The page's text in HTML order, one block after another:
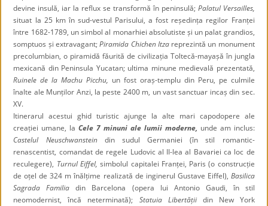
devine insulă, iar la reflux se transformă în peninsulă; Palatul Versailles,
situat la 25 km în sud-vestul Parisului, a fost reședința regilor Franței
între 1682-1789, un simbol al monarhiei absolutiste și un palat grandios,
somptuos și extravagant;Piramida Chichen Itzareprezintă un monument
precolumbian, o piramidă făurită de civilizația Toltecă-mayașă în jungla
mexicană din Peninsula Yucatan; ultima minune medievală prezentată,
Ruinele de la Machu Picchu, un fost oraș-templu din Peru, pe culmile
înalte ale Munților Anzi, la peste 2400 m, un vast sanctuar incaș din sec.
XV.
Itinerarul acestui ghid turistic ajunge la alte mari capodopere ale
creației umane, laCele 7 minuni ale lumii moderne, unde am inclus:
Castelul Neuschwansteindin sudul Germaniei (în stil romantic-
renascentist, comandat de regele Ludovic al II-lea al Bavariei ca loc de
reculegere), Turnul Eiffel, simbolul capitalei Franței, Paris (o construcție
de oțel de 324 m înălțime realizată de inginerul Gustave Eiffel), Basilica
Sagrada Familia din Barcelona (opera lui Antonio Gaudi, în stil
neomodernist, încă neterminată); Statuia Libertățiidin New York